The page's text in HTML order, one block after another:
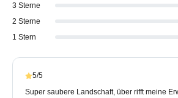
3 Sterne
2 Sterne
1 Stern
5/5
Super saubere Landschaft, über rifft meine